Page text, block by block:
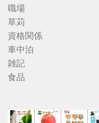
職場
草苅
資格関係
車中泊
雑記
食品